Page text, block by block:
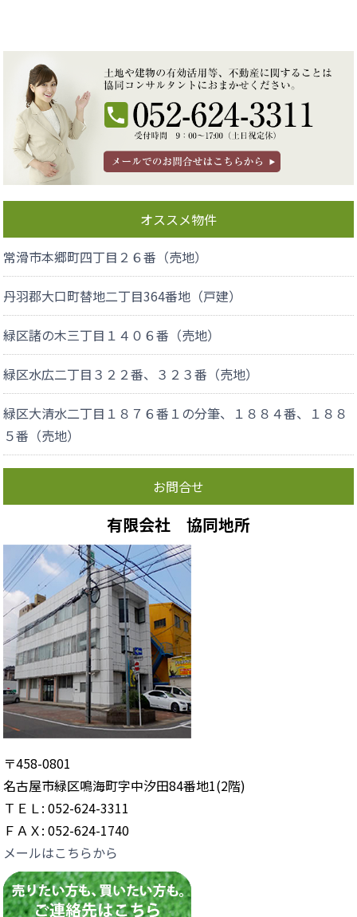
オススメ物件
常滑市本郷町四丁目２６番（売地）
丹羽郡大口町替地二丁目364番地（戸建）
緑区諸の木三丁目１４０６番（売地）
緑区水広二丁目３２２番、３２３番（売地）
緑区大清水二丁目１８７６番１の分筆、１８８４番、１８８
５番（売地）
お問合せ
有限会社 協同地所
〒458-0801
名古屋市緑区鳴海町字中汐田84番地1(2階)
ＴＥＬ: 052-624-3311
ＦＡＸ: 052-624-1740
メールはこちらから